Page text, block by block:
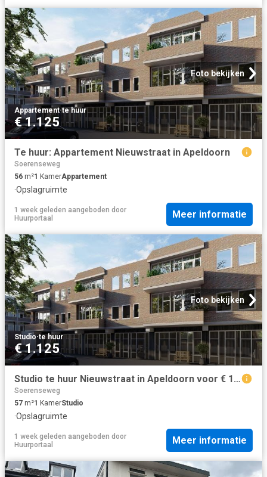
Foto bekijken
Appartement·te huur
€ 1.125
Te huur: Appartement Nieuwstraat in Apeldoorn
Soerenseweg
56 m²1 KamerAppartement
·Opslagruimte
1 week geleden aangeboden door
Huurportaal
Meer informatie
Foto bekijken
Studio·te huur
€ 1.125
Studio te huur Nieuwstraat in Apeldoorn voor € 1.125
Soerenseweg
57 m²1 KamerStudio
·Opslagruimte
1 week geleden aangeboden door
Huurportaal
Meer informatie